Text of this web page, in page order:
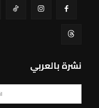
نشرة بالعربي